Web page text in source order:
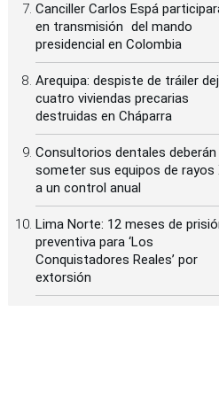
Canciller Carlos Espá
en transmisión del mando
presidencial en Colombia
Arequipa: despiste de tráiler
cuatro viviendas precarias
destruidas en Cháparra
Consultorios dentales deberán
someter sus equipos de rayos
a un control anual
Lima Norte: 12 meses de
preventiva para ‘Los
Conquistadores Reales’ por
extorsión